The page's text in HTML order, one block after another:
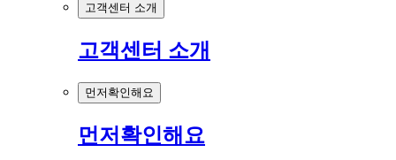
고객센터 소개
고객센터 소개
먼저확인해요
먼저확인해요